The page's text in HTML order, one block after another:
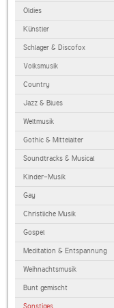
Oldies
Künstler
Schlager & Discofox
Volksmusik
Country
Jazz & Blues
Weltmusik
Gothic & Mittelalter
Soundtracks & Musical
Kinder-Musik
Gay
Christliche Musik
Gospel
Meditation & Entspannung
Weihnachtsmusik
Bunt gemischt